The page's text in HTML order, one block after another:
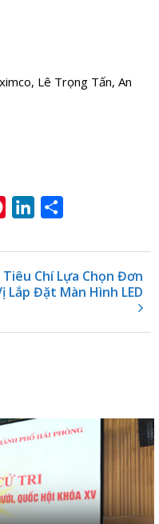
Lê Trọng Tấn, An
PinterestLinkedIn
Tiêu Chí Lựa Chọn Đơn
Lắp Đặt Màn Hình LED